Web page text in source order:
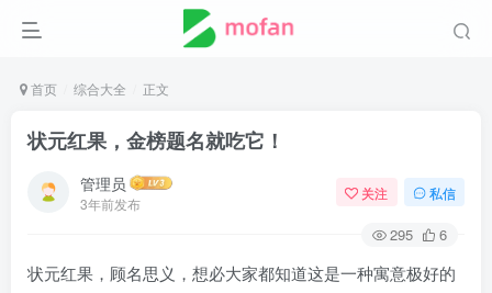
首页 综合大全 正文
状元红果，金榜题名就吃它！
管理员
3年前发布
关注 私信
295 6
状元红果，顾名思义，想必大家都知道这是一种寓意极好的